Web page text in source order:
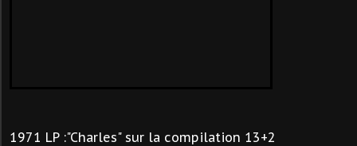
1971 LP :"Charles" sur la compilation 13+2